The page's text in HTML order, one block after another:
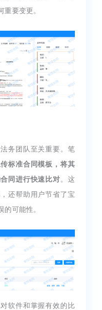
重要变更。
务团队至关重要。笔
标准合同模板，将其
同进行快速比对。这
还帮助用户节省了宝
可能性。
软件和掌握有效的比